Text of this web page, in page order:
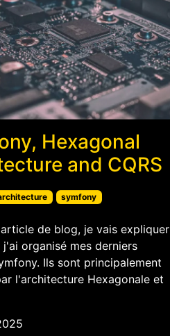
Hexagonal
and CQRS
symfony
de blog, je vais expliquer
organisé mes derniers
Ils sont principalement
l'architecture Hexagonale et